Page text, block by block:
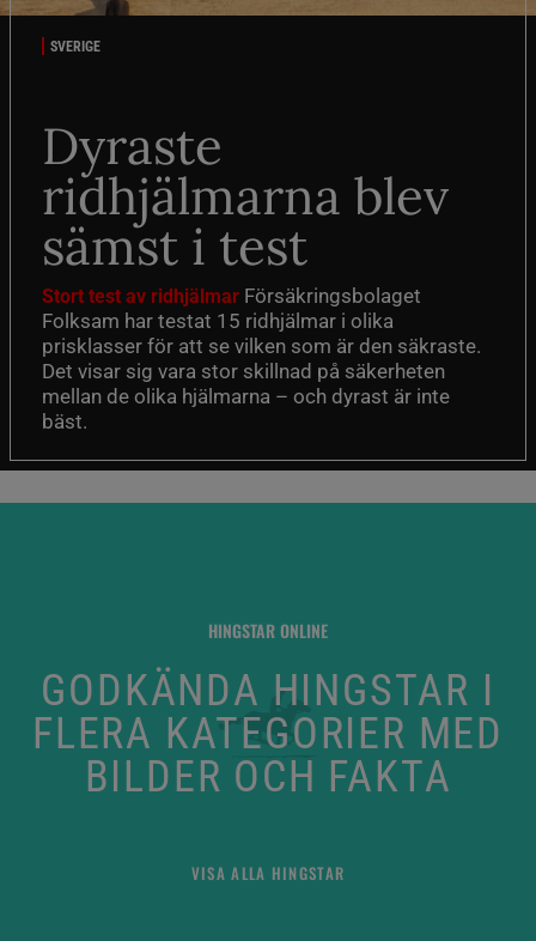
SVERIGE
Dyraste
ridhjälmarna blev
sämst i test
Stort test av ridhjälmar Försäkringsbolaget
Folksam har testat 15 ridhjälmar i olika
prisklasser för att se vilken som är den säkraste.
Det visar sig vara stor skillnad på säkerheten
mellan de olika hjälmarna – och dyrast är inte
bäst.
HINGSTAR ONLINE
GODKÄNDA HINGSTAR I
FLERA KATEGORIER MED
BILDER OCH FAKTA
VISA ALLA HINGSTAR